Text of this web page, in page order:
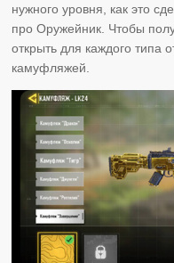
нужного уровня, как это
про Оружейник. Чтобы
открыть для каждого типа
камуфляжей.